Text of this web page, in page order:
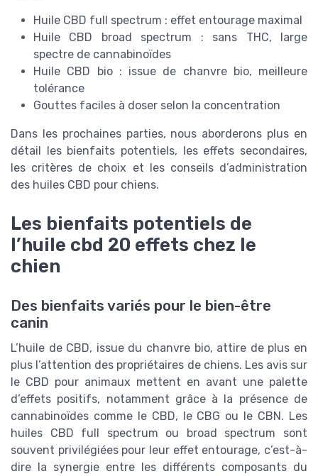
Huile CBD full spectrum : effet entourage maximal
Huile CBD broad spectrum : sans THC, large
spectre de cannabinoïdes
Huile CBD bio : issue de chanvre bio, meilleure
tolérance
Gouttes faciles à doser selon la concentration
Dans les prochaines parties, nous aborderons plus en
détail les bienfaits potentiels, les effets secondaires,
les critères de choix et les conseils d’administration
des huiles CBD pour chiens.
Les bienfaits potentiels de
l’huile cbd 20 effets chez le
chien
Des bienfaits variés pour le bien-être
canin
L’huile de CBD, issue du chanvre bio, attire de plus en
plus l’attention des propriétaires de chiens. Les avis sur
le CBD pour animaux mettent en avant une palette
d’effets positifs, notamment grâce à la présence de
cannabinoïdes comme le CBD, le CBG ou le CBN. Les
huiles CBD full spectrum ou broad spectrum sont
souvent privilégiées pour leur effet entourage, c’est-à-
dire la synergie entre les différents composants du